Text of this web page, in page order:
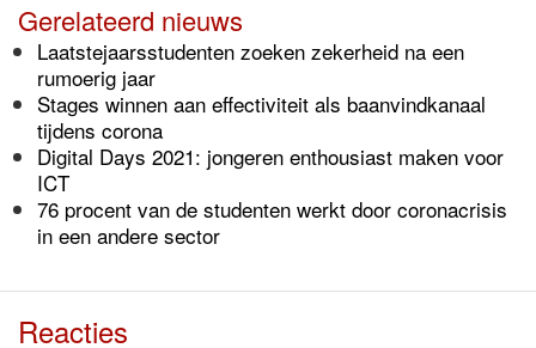
Gerelateerd nieuws
Laatstejaarsstudenten zoeken zekerheid na een
rumoerig jaar
Stages winnen aan effectiviteit als baanvindkanaal
tijdens corona
Digital Days 2021: jongeren enthousiast maken voor
ICT
76 procent van de studenten werkt door coronacrisis
in een andere sector
Reacties